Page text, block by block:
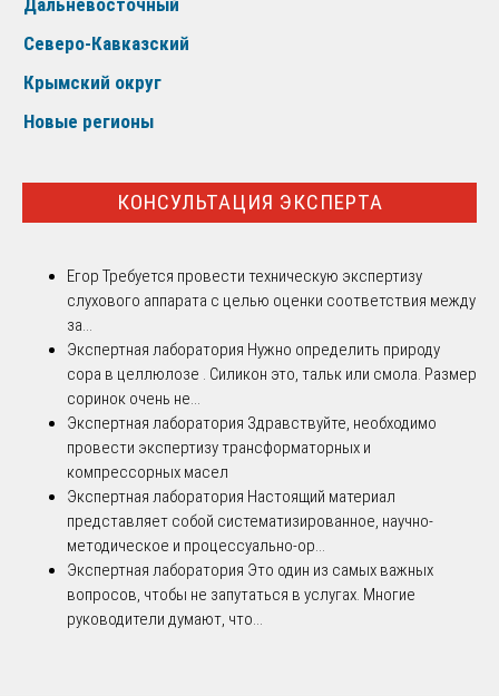
Дальневосточный
Северо-Кавказский
Крымский округ
Новые регионы
КОНСУЛЬТАЦИЯ ЭКСПЕРТА
Егор Требуется провести техническую экспертизу
слухового аппарата с целью оценки соответствия между
за...
Экспертная лаборатория Нужно определить природу
сора в целлюлозе . Силикон это, тальк или смола. Размер
соринок очень не...
Экспертная лаборатория Здравствуйте, необходимо
провести экспертизу трансформаторных и
компрессорных масел
Экспертная лаборатория Настоящий материал
представляет собой систематизированное, научно-
методическое и процессуально-ор...
Экспертная лаборатория Это один из самых важных
вопросов, чтобы не запутаться в услугах. Многие
руководители думают, что...